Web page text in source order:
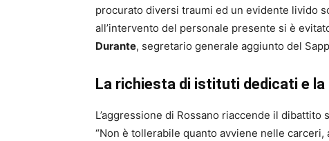
procurato diversi traumi ed un evidente livido
all’intervento del personale presente si è
Durante, segretario generale aggiunto del
La richiesta di istituti dedicati e
L’aggressione di Rossano riaccende il
“Non è tollerabile quanto avviene nelle carceri,